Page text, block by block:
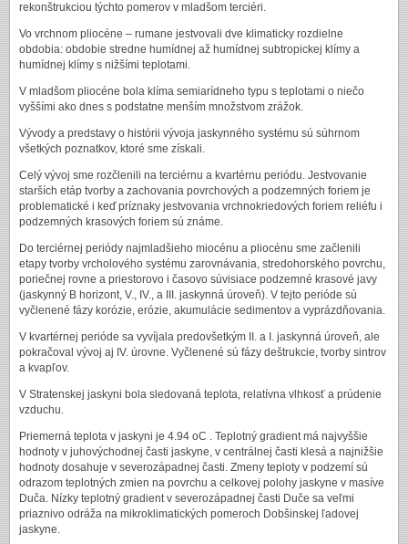
rekonštrukciou týchto pomerov v mladšom terciéri.
Vo vrchnom pliocéne – rumane jestvovali dve klimaticky rozdielne
obdobia: obdobie stredne humídnej až humídnej subtropickej klímy a
humídnej klímy s nižšími teplotami.
V mladšom pliocéne bola klíma semiarídneho typu s teplotami o niečo
vyššími ako dnes s podstatne menším množstvom zrážok.
Vývody a predstavy o histórii vývoja jaskynného systému sú súhrnom
všetkých poznatkov, ktoré sme získali.
Celý vývoj sme rozčlenili na terciérnu a kvartérnu periódu. Jestvovanie
starších etáp tvorby a zachovania povrchových a podzemných foriem je
problematické i keď príznaky jestvovania vrchnokriedových foriem reliéfu i
podzemných krasových foriem sú známe.
Do terciérnej periódy najmladšieho miocénu a pliocénu sme začlenili
etapy tvorby vrcholového systému zarovnávania, stredohorského povrchu,
poriečnej rovne a priestorovo i časovo súvisiace podzemné krasové javy
(jaskynný B horizont, V., IV., a III. jaskynná úroveň). V tejto perióde sú
vyčlenené fázy korózie, erózie, akumulácie sedimentov a vyprázdňovania.
V kvartérnej perióde sa vyvíjala predovšetkým II. a I. jaskynná úroveň, ale
pokračoval vývoj aj IV. úrovne. Vyčlenené sú fázy deštrukcie, tvorby sintrov
a kvapľov.
V Stratenskej jaskyni bola sledovaná teplota, relatívna vlhkosť a prúdenie
vzduchu.
Priemerná teplota v jaskyni je 4.94 oC . Teplotný gradient má najvyššie
hodnoty v juhovýchodnej časti jaskyne, v centrálnej časti klesá a najnižšie
hodnoty dosahuje v severozápadnej časti. Zmeny teploty v podzemí sú
odrazom teplotných zmien na povrchu a celkovej polohy jaskyne v masíve
Duča. Nízky teplotný gradient v severozápadnej časti Duče sa veľmi
priaznivo odráža na mikroklimatických pomeroch Dobšinskej ľadovej
jaskyne.